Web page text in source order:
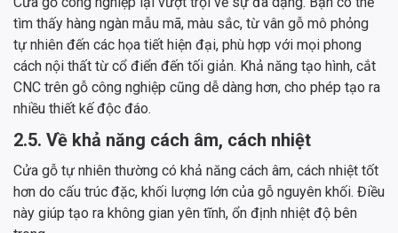
tìm thấy hàng ngàn mẫu mã, màu sắc, từ vân gỗ mô phỏng
tự nhiên đến các họa tiết hiện đại, phù hợp với mọi phong
cách nội thất từ cổ điển đến tối giản. Khả năng tạo hình, cắt
CNC trên gỗ công nghiệp cũng dễ dàng hơn, cho phép tạo ra
nhiều thiết kế độc đáo.
2.5. Về khả năng cách âm, cách nhiệt
Cửa gỗ tự nhiên thường có khả năng cách âm, cách nhiệt tốt
hơn do cấu trúc đặc, khối lượng lớn của gỗ nguyên khối. Điều
này giúp tạo ra không gian yên tĩnh, ổn định nhiệt độ bên